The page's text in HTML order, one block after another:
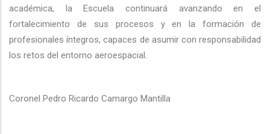
académica, la Escuela continuará avanzando en el
fortalecimiento de sus procesos y en la formación de
profesionales íntegros, capaces de asumir con responsabilidad
los retos del entorno aeroespacial.
Coronel Pedro Ricardo Camargo Mantilla